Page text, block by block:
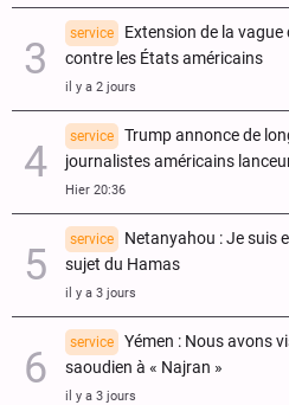
service
Extension de la
contre les États américains
il y a 2 jours
service
Trump annonce de
journalistes américains
Hier 20:36
service
Netanyahou : Je suis
sujet du Hamas
il y a 3 jours
service
Yémen : Nous avons
saoudien à « Najran »
il y a 3 jours